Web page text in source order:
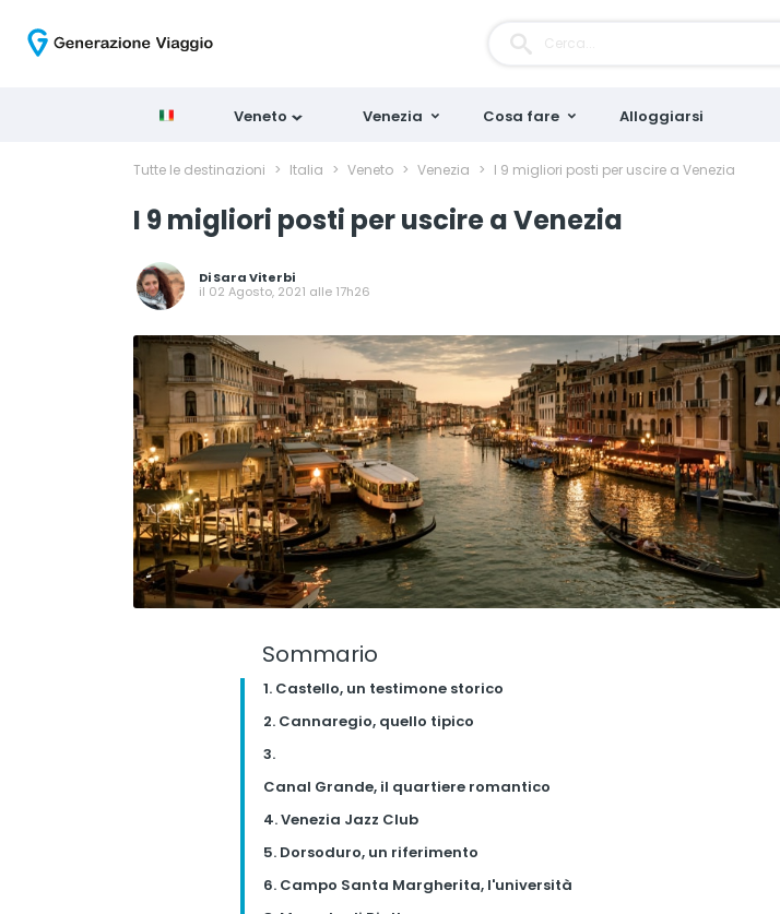
Veneto Venezia Cosa fare Alloggiarsi
Tutte le destinazioni > Italia > Veneto > Venezia > I 9 migliori posti per uscire a Venezia
I 9 migliori posti per uscire a Venezia
DiSara Viterbi
il 02 Agosto, 2021 alle 17h26
Sommario
1. Castello, un testimone storico
2. Cannaregio, quello tipico
3.
Canal Grande, il quartiere romantico
4. Venezia Jazz Club
5. Dorsoduro, un riferimento
6. Campo Santa Margherita, l'università